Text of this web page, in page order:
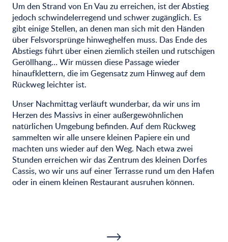
Um den Strand von En Vau zu erreichen, ist der Abstieg
jedoch schwindelerregend und schwer zugänglich. Es
gibt einige Stellen, an denen man sich mit den Händen
über Felsvorsprünge hinweghelfen muss. Das Ende des
Abstiegs führt über einen ziemlich steilen und rutschigen
Geröllhang… Wir müssen diese Passage wieder
hinaufklettern, die im Gegensatz zum Hinweg auf dem
Rückweg leichter ist.
Unser Nachmittag verläuft wunderbar, da wir uns im
Herzen des Massivs in einer außergewöhnlichen
natürlichen Umgebung befinden. Auf dem Rückweg
sammelten wir alle unsere kleinen Papiere ein und
machten uns wieder auf den Weg. Nach etwa zwei
Stunden erreichen wir das Zentrum des kleinen Dorfes
Cassis, wo wir uns auf einer Terrasse rund um den Hafen
oder in einem kleinen Restaurant ausruhen können.